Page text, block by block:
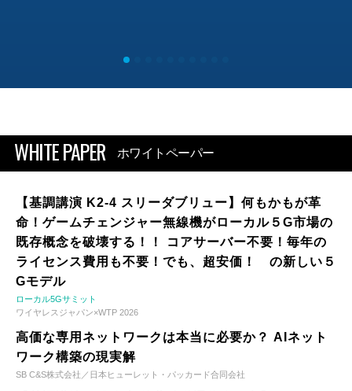
WHITE PAPER ホワイトペーパー
【基調講演 K2-4 スリーダブリュー】何もかもが革
命！ゲームチェンジャー無線機がローカル５G市場の
既存概念を破壊する！！ コアサーバー不要！毎年の
ライセンス費用も不要！でも、超安価！ の新しい５
Gモデル
ローカル5Gサミット
ワイヤレスジャパン×WTP 2026
高価な専用ネットワークは本当に必要か？ AIネット
ワーク構築の現実解
SB C&S株式会社／日本ヒューレット・パッカード合同会社